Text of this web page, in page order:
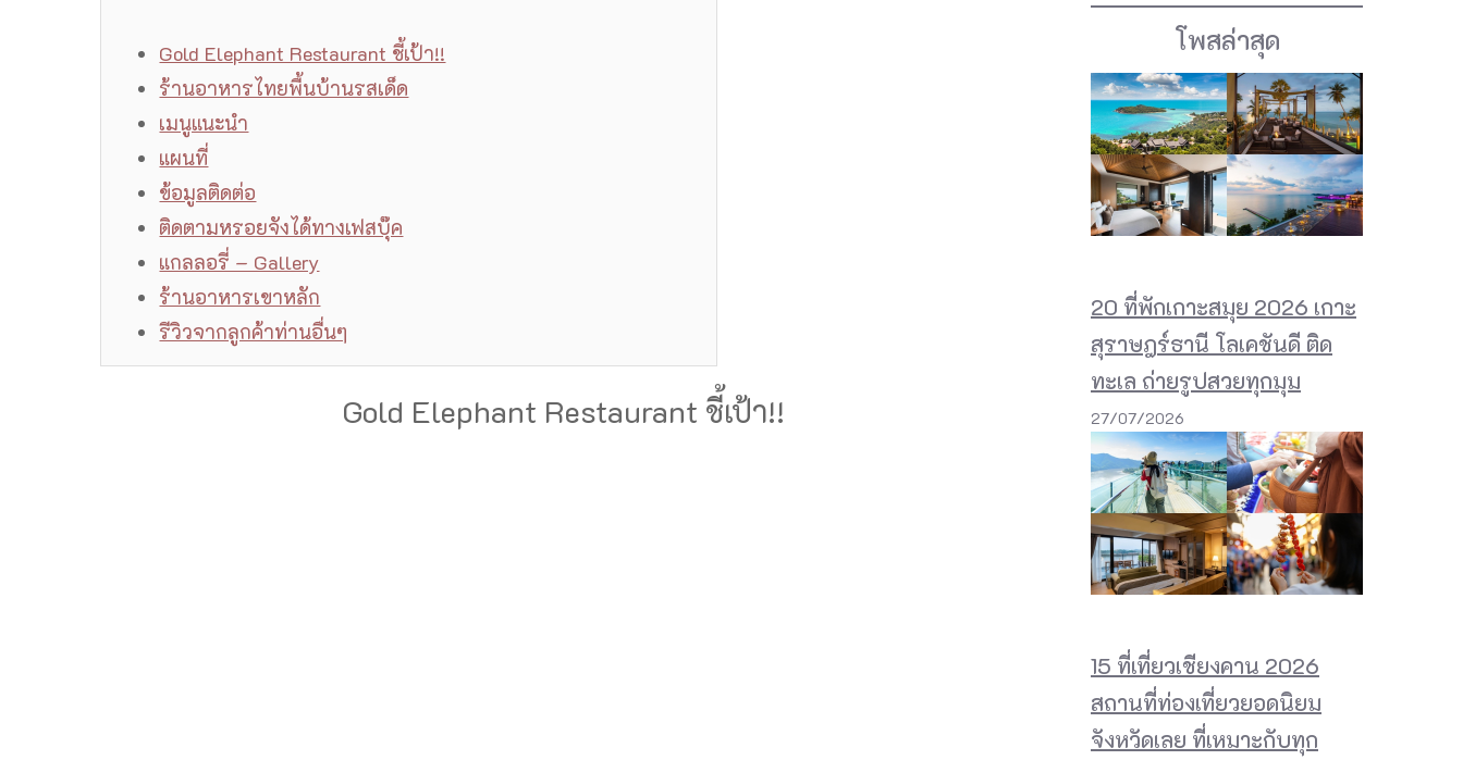
Gold Elephant Restaurant ชี้เป้า!!
ร้านอาหารไทยพื้นบ้านรสเด็ด
เมนูแนะนำ
แผนที่
ข้อมูลติดต่อ
ติดตามหรอยจังได้ทางเฟสบุ๊ค
แกลลอรี่ – Gallery
ร้านอาหารเขาหลัก
รีวิวจากลูกค้าท่านอื่นๆ
Gold Elephant Restaurant ชี้เป้า!!
โพสล่าสุด
20 ที่พักเกาะสมุย 2026 เกาะ
สุราษฎร์ธานี โลเคชันดี ติด
ทะเล ถ่ายรูปสวยทุกมุม
27/07/2026
15 ที่เที่ยวเชียงคาน 2026
สถานที่ท่องเที่ยวยอดนิยม
จังหวัดเลย ที่เหมาะกับทุก